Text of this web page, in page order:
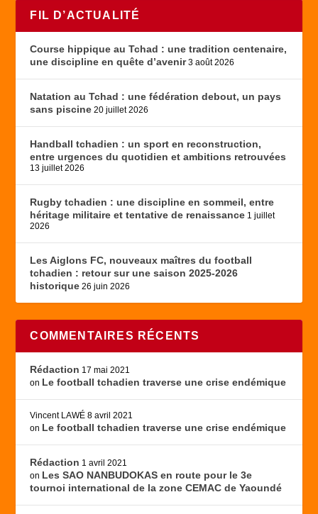
FIL D’ACTUALITÉ
Course hippique au Tchad : une tradition centenaire,
une discipline en quête d’avenir 3 août 2026
Natation au Tchad : une fédération debout, un pays
sans piscine 20 juillet 2026
Handball tchadien : un sport en reconstruction,
entre urgences du quotidien et ambitions retrouvées
13 juillet 2026
Rugby tchadien : une discipline en sommeil, entre
héritage militaire et tentative de renaissance 1 juillet
2026
Les Aiglons FC, nouveaux maîtres du football
tchadien : retour sur une saison 2025-2026
historique 26 juin 2026
COMMENTAIRES RÉCENTS
Rédaction 17 mai 2021
on Le football tchadien traverse une crise endémique
Vincent LAWÉ 8 avril 2021
on Le football tchadien traverse une crise endémique
Rédaction 1 avril 2021
on Les SAO NANBUDOKAS en route pour le 3e
tournoi international de la zone CEMAC de Yaoundé